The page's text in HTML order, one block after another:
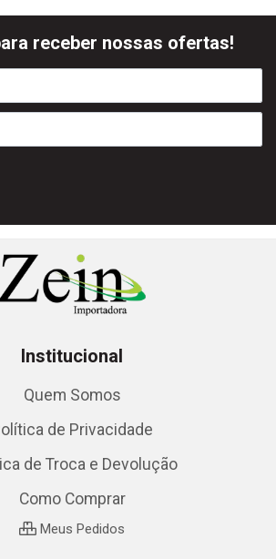
receber nossas ofertas!
Institucional
Quem Somos
de Privacidade
de Troca e Devolução
Como Comprar
Meus Pedidos